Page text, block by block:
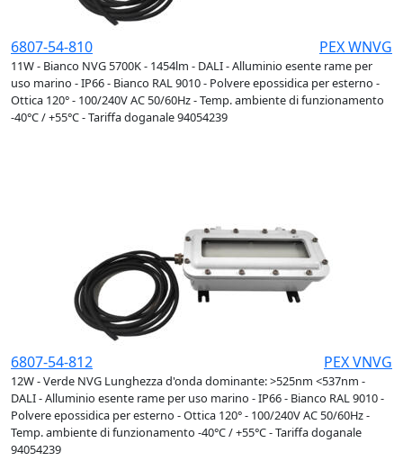
6807-54-810 PEX WNVG
11W - Bianco NVG 5700K - 1454lm - DALI - Alluminio esente rame per
uso marino - IP66 - Bianco RAL 9010 - Polvere epossidica per esterno -
Ottica 120° - 100/240V AC 50/60Hz - Temp. ambiente di funzionamento
-40°C / +55°C - Tariffa doganale 94054239
6807-54-812 PEX VNVG
12W - Verde NVG Lunghezza d'onda dominante: >525nm <537nm -
DALI - Alluminio esente rame per uso marino - IP66 - Bianco RAL 9010 -
Polvere epossidica per esterno - Ottica 120° - 100/240V AC 50/60Hz -
Temp. ambiente di funzionamento -40°C / +55°C - Tariffa doganale
94054239